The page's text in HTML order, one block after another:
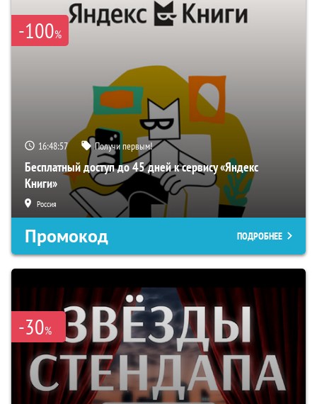
-100%
16:48:55 Получи первым!
Бесплатный доступ до 45 дней к сервису «Яндекс
Книги»
Россия
Промокод ПОДРОБНЕЕ
-30%